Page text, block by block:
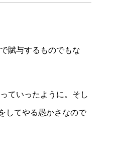
賦与するものでもな
ていったように。そし
してやる愚かさなので